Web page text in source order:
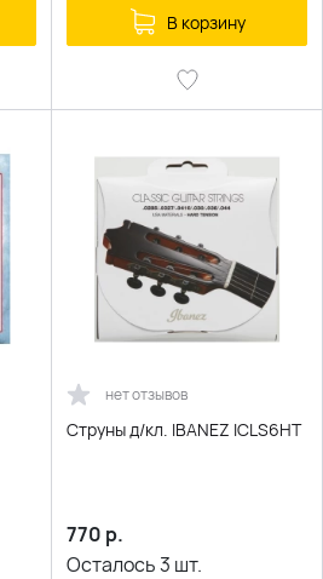
В корзину
нет отзывов
Струны д/кл. IBANEZ ICLS6HT
770 р.
Осталось3 шт.